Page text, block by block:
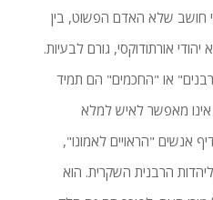
כך גם אני חושב שלא האדם הפשוט, בין
יהודי אורתודוקסי, גורם לבעיות.
או "החכמים" הם תמיד
מאפשר לאיש למלא
אנשים "הראויים לאמונו",
הרבנית השקרית. הוא